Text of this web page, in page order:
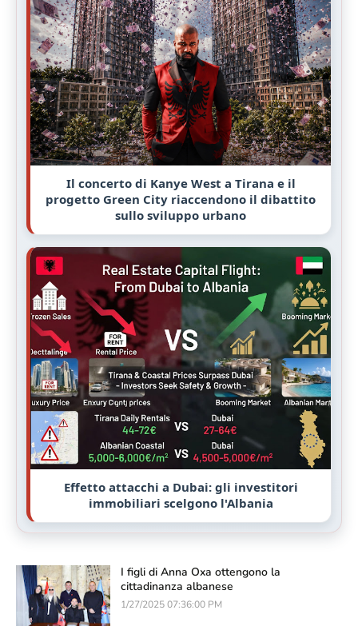
Il concerto di Kanye West a Tirana e il
progetto Green City riaccendono il dibattito
sullo sviluppo urbano
Effetto attacchi a Dubai: gli investitori
immobiliari scelgono l'Albania
I figli di Anna Oxa ottengono la
cittadinanza albanese
1/27/2025 07:36:00 PM